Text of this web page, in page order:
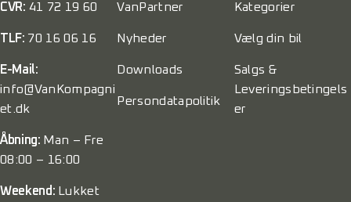
CVR: 41 72 19 60
TLF: 70 16 06 16
E-Mail:
info@VanKompagni
et.dk
Åbning: Man – Fre
08:00 – 16:00
Weekend: Lukket
VanPartner
Nyheder
Downloads
Persondatapolitik
Kategorier
Vælg din bil
Salgs &
Leveringsbetingels
er